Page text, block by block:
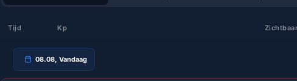
Tijd Kp
08.08, Vandaag